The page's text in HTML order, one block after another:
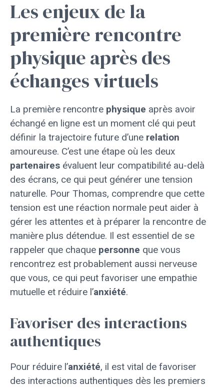
Les enjeux de la
première rencontre
physique après des
échanges virtuels
La première rencontre physique après avoir
échangé en ligne est un moment clé qui peut
définir la trajectoire future d’une relation
amoureuse. C’est une étape où les deux
partenaires évaluent leur compatibilité au-delà
des écrans, ce qui peut générer une tension
naturelle. Pour Thomas, comprendre que cette
tension est une réaction normale peut aider à
gérer les attentes et à préparer la rencontre de
manière plus détendue. Il est essentiel de se
rappeler que chaque personne que vous
rencontrez est probablement aussi nerveuse
que vous, ce qui peut favoriser une empathie
mutuelle et réduire l’anxiété.
Favoriser des interactions
authentiques
Pour réduire l’anxiété, il est vital de favoriser
des interactions authentiques dès les premiers